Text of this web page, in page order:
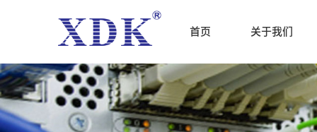
首页 关于我们